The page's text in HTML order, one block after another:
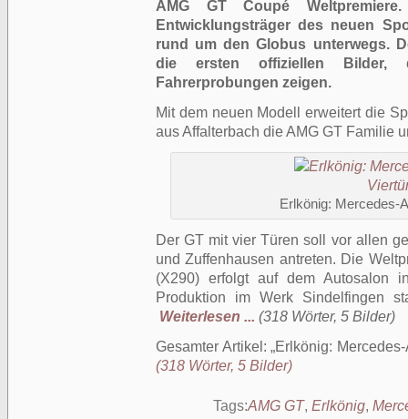
AMG GT Coupé
Entwicklungsträger des neuen
rund um den Globus unterwegs.
die ersten offiziellen Bilder,
Fahrerprobungen zeigen.
Mit dem neuen Modell erweitert die
aus Affalterbach die AMG GT Familie
Erlkönig: Mercedes-
Der GT mit vier Türen soll vor allen
und Zuffenhausen antreten. Die
(X290) erfolgt auf dem Autosalon
Produktion im Werk Sindelfingen
Weiterlesen ... (318 Wörter, 5 Bilder)
Gesamter Artikel: Erlkönig:
(318 Wörter, 5 Bilder)
Tags:AMG GT, Erlkönig,